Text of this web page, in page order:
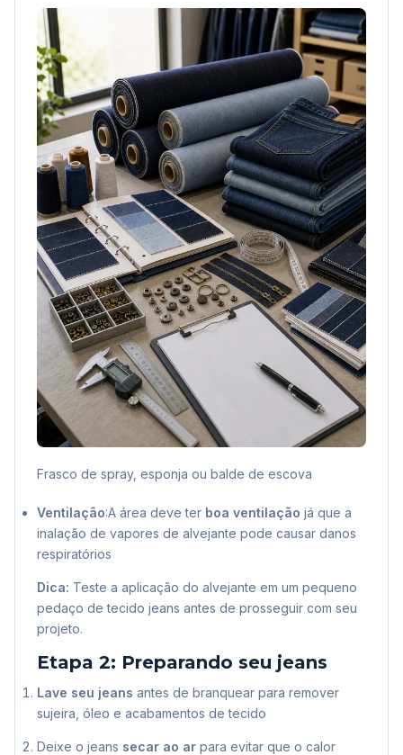
Frasco de spray, esponja ou balde de escova
Ventilação:A área deve ter boa ventilação já que a
inalação de vapores de alvejante pode causar danos
respiratórios
Dica: Teste a aplicação do alvejante em um pequeno
pedaço de tecido jeans antes de prosseguir com seu
projeto.
Etapa 2: Preparando seu jeans
Lave seu jeans antes de branquear para remover
sujeira, óleo e acabamentos de tecido
Deixe o jeans secar ao ar para evitar que o calor